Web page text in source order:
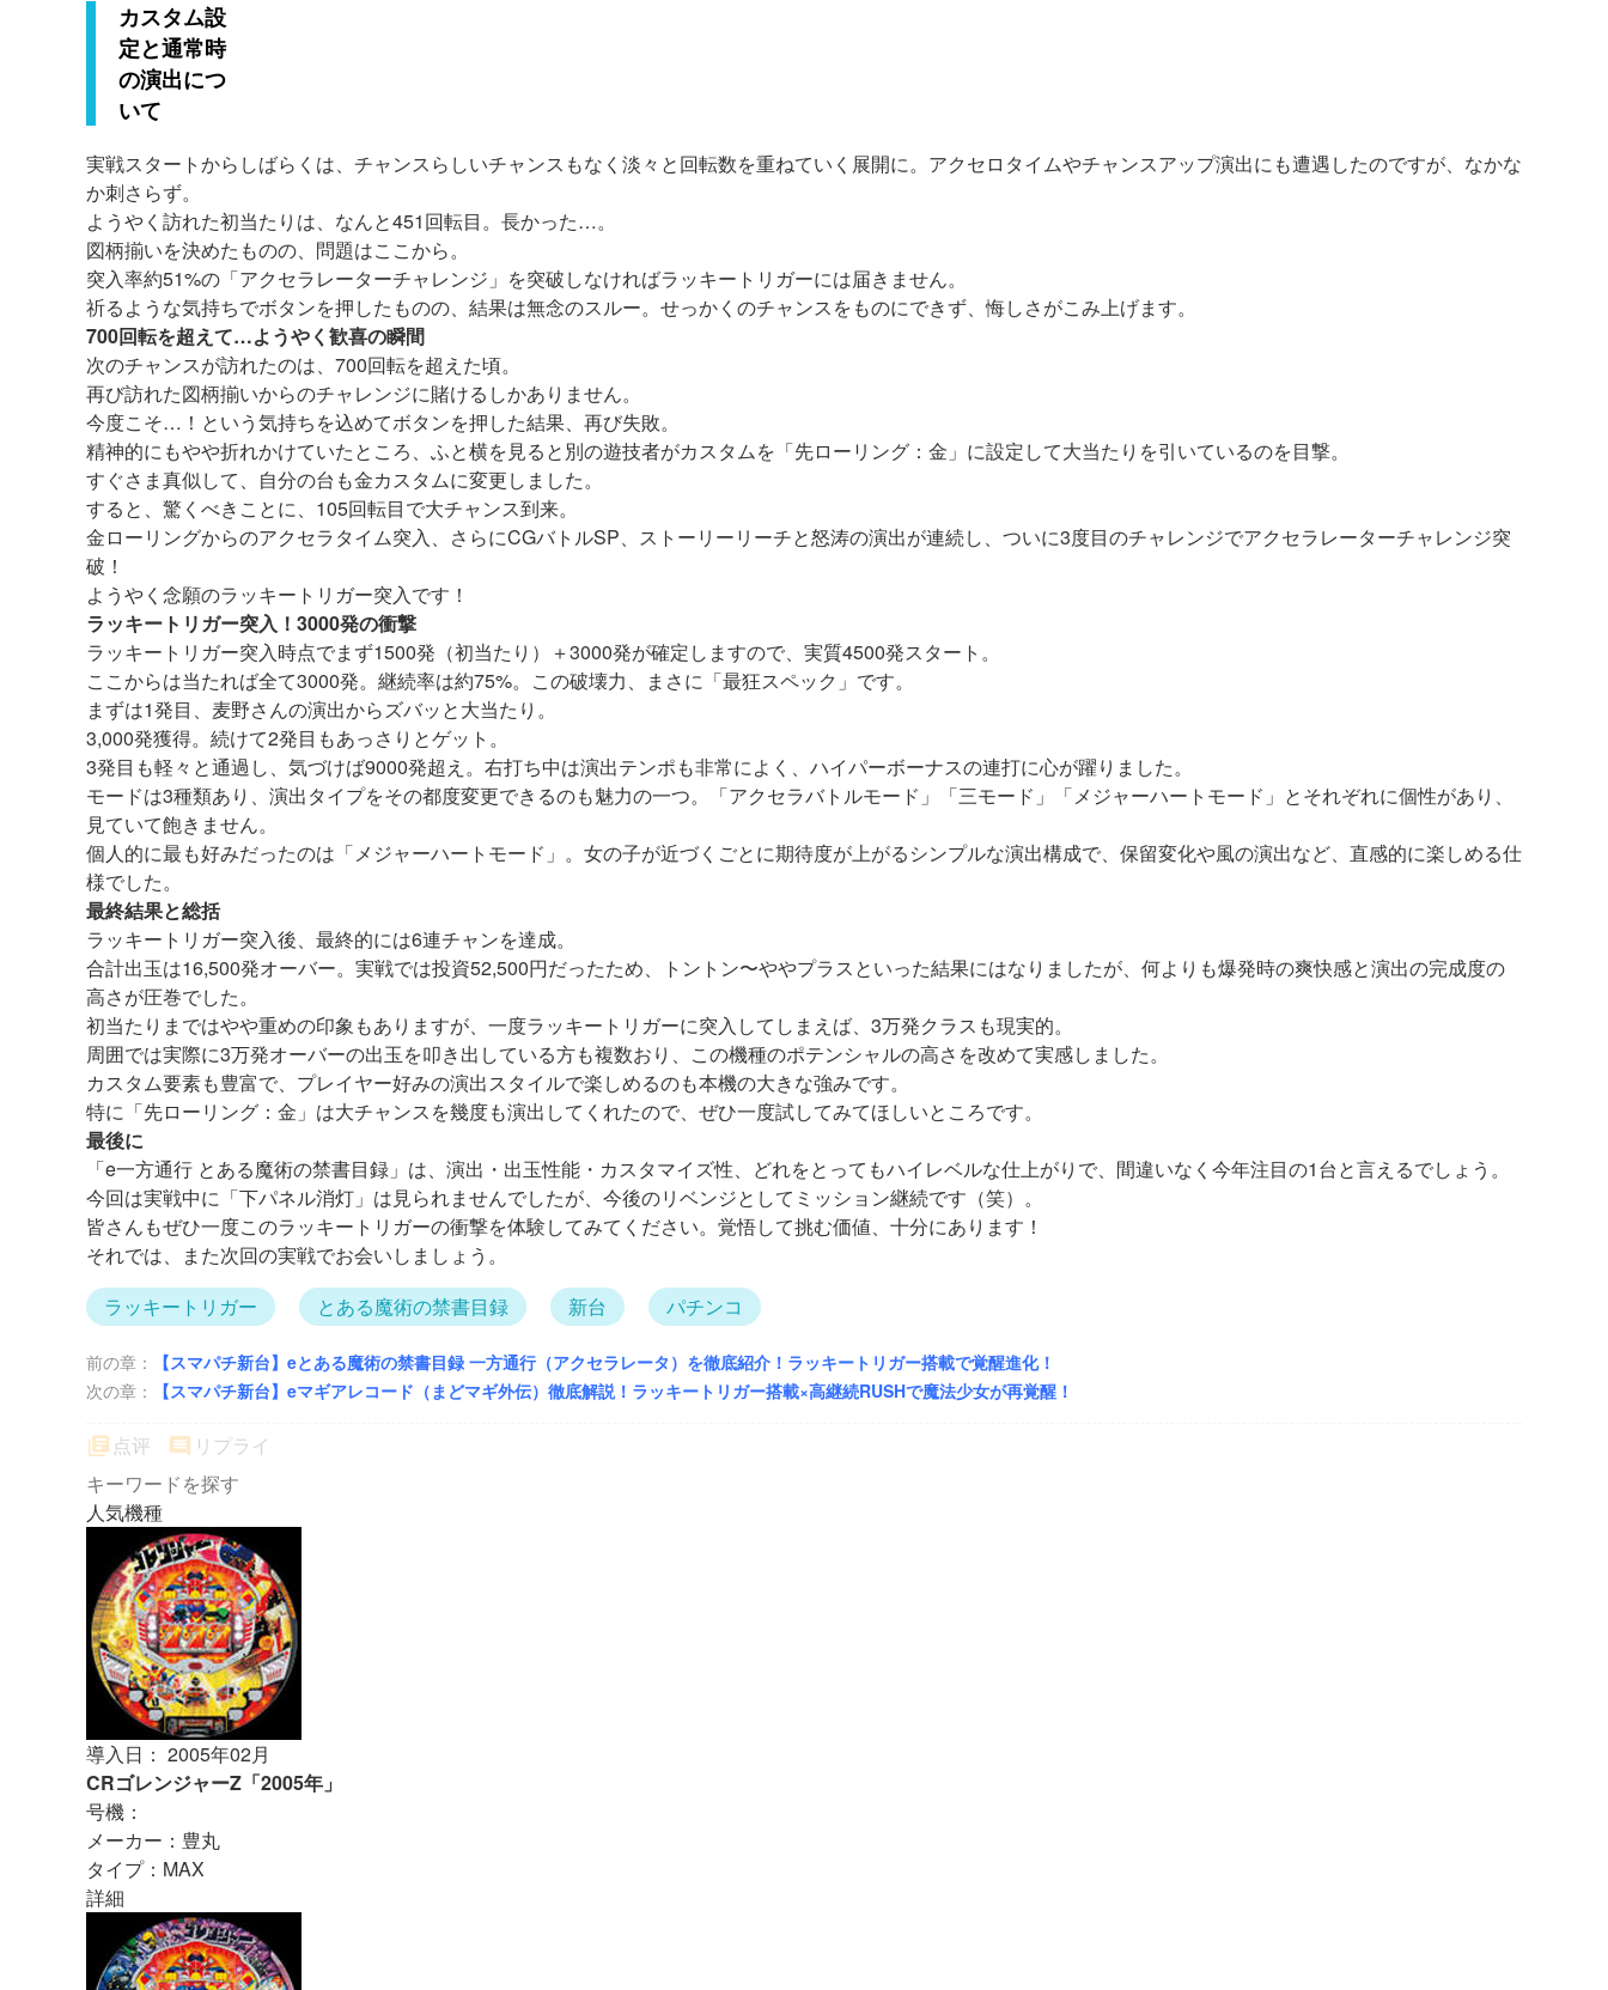
カスタム設
定と通常時
の演出につ
いて
実戦スタートからしばらくは、チャンスらしいチャンスもなく淡々と回転数を重ねていく展開に。アクセロタイムやチャンスアップ演出にも遭遇したのですが、なかな
か刺さらず。
ようやく訪れた初当たりは、なんと451回転目。長かった…。
図柄揃いを決めたものの、問題はここから。
突入率約51%の「アクセラレーターチャレンジ」を突破しなければラッキートリガーには届きません。
祈るような気持ちでボタンを押したものの、結果は無念のスルー。せっかくのチャンスをものにできず、悔しさがこみ上げます。
700回転を超えて…ようやく歓喜の瞬間
次のチャンスが訪れたのは、700回転を超えた頃。
再び訪れた図柄揃いからのチャレンジに賭けるしかありません。
今度こそ…！という気持ちを込めてボタンを押した結果、再び失敗。
精神的にもやや折れかけていたところ、ふと横を見ると別の遊技者がカスタムを「先ローリング：金」に設定して大当たりを引いているのを目撃。
すぐさま真似して、自分の台も金カスタムに変更しました。
すると、驚くべきことに、105回転目で大チャンス到来。
金ローリングからのアクセラタイム突入、さらにCGバトルSP、ストーリーリーチと怒涛の演出が連続し、ついに3度目のチャレンジでアクセラレーターチャレンジ突
破！
ようやく念願のラッキートリガー突入です！
ラッキートリガー突入！3000発の衝撃
ラッキートリガー突入時点でまず1500発（初当たり）＋3000発が確定しますので、実質4500発スタート。
ここからは当たれば全て3000発。継続率は約75%。この破壊力、まさに「最狂スペック」です。
まずは1発目、麦野さんの演出からズバッと大当たり。
3,000発獲得。続けて2発目もあっさりとゲット。
3発目も軽々と通過し、気づけば9000発超え。右打ち中は演出テンポも非常によく、ハイパーボーナスの連打に心が躍りました。
モードは3種類あり、演出タイプをその都度変更できるのも魅力の一つ。「アクセラバトルモード」「三モード」「メジャーハートモード」とそれぞれに個性があり、
見ていて飽きません。
個人的に最も好みだったのは「メジャーハートモード」。女の子が近づくごとに期待度が上がるシンプルな演出構成で、保留変化や風の演出など、直感的に楽しめる仕
様でした。
最終結果と総括
ラッキートリガー突入後、最終的には6連チャンを達成。
合計出玉は16,500発オーバー。実戦では投資52,500円だったため、トントン〜ややプラスといった結果にはなりましたが、何よりも爆発時の爽快感と演出の完成度の
高さが圧巻でした。
初当たりまではやや重めの印象もありますが、一度ラッキートリガーに突入してしまえば、3万発クラスも現実的。
周囲では実際に3万発オーバーの出玉を叩き出している方も複数おり、この機種のポテンシャルの高さを改めて実感しました。
カスタム要素も豊富で、プレイヤー好みの演出スタイルで楽しめるのも本機の大きな強みです。
特に「先ローリング：金」は大チャンスを幾度も演出してくれたので、ぜひ一度試してみてほしいところです。
最後に
「e一方通行 とある魔術の禁書目録」は、演出・出玉性能・カスタマイズ性、どれをとってもハイレベルな仕上がりで、間違いなく今年注目の1台と言えるでしょう。
今回は実戦中に「下パネル消灯」は見られませんでしたが、今後のリベンジとしてミッション継続です（笑）。
皆さんもぜひ一度このラッキートリガーの衝撃を体験してみてください。覚悟して挑む価値、十分にあります！
それでは、また次回の実戦でお会いしましょう。
ラッキートリガー
とある魔術の禁書目録 新台 パチンコ
前の章：
【スマパチ新台】eとある魔術の禁書目録 一方通行（アクセラレータ）を徹底紹介！ラッキートリガー搭載で覚醒進化！
次の章：
【スマパチ新台】eマギアレコード（まどマギ外伝）徹底解説！ラッキートリガー搭載×高継続RUSHで魔法少女が再覚醒！
点评 リプライ
人気機種
導入日： 2005年02月
CRゴレンジャーZ「2005年」
号機：
メーカー：豊丸
タイプ：MAX
詳細